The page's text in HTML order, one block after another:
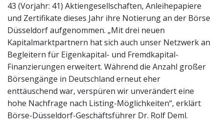
43 (Vorjahr: 41) Aktiengesellschaften, Anleihepapiere
und Zertifikate dieses Jahr ihre Notierung an der Börse
Düsseldorf aufgenommen. „Mit drei neuen
Kapitalmarktpartnern hat sich auch unser Netzwerk an
Begleitern für Eigenkapital- und Fremdkapital-
Finanzierungen erweitert. Während die Anzahl großer
Börsengänge in Deutschland erneut eher
enttäuschend war, verspüren wir unverändert eine
hohe Nachfrage nach Listing-Möglichkeiten“, erklärt
Börse-Düsseldorf-Geschäftsführer Dr. Rolf Deml.